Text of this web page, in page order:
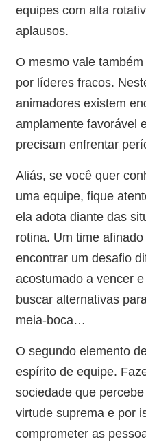
equipes com alta
aplausos.
O mesmo vale
por líderes fracos.
animadores existem
amplamente favorável
precisam enfrentar
Aliás, se você quer
uma equipe, fique
ela adota diante das
rotina. Um time
encontrar um desafio
acostumado a vencer
buscar alternativas
meia-boca…
O segundo elemento
espírito de equipe.
sociedade que
virtude suprema e por
comprometer as